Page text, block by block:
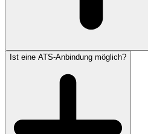
Ist eine ATS-Anbindung möglich?